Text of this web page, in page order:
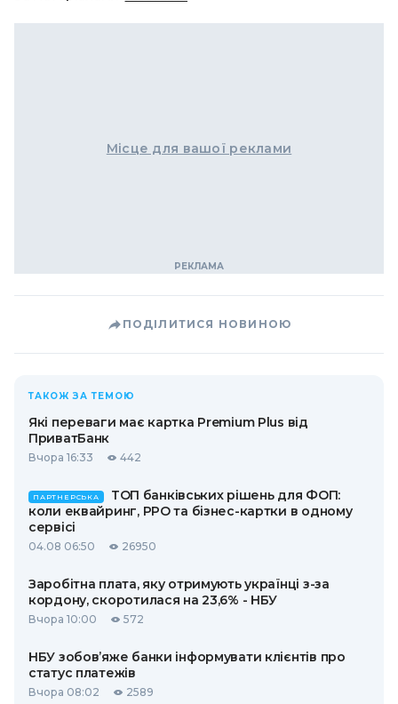
Місце для вашої реклами
ПОДІЛИТИСЯ НОВИНОЮ
ТАКОЖ ЗА ТЕМОЮ
Які переваги має картка Premium Plus від
ПриватБанк
Вчора 16:33 442
ПАРТНЕРСЬКА
ТОП банківських рішень для ФОП:
коли еквайринг, РРО та бізнес-картки в одному
сервісі
04.08 06:50 26950
Заробітна плата, яку отримують українці з-за
кордону, скоротилася на 23,6% - НБУ
Вчора 10:00 572
НБУ зобов’яже банки інформувати клієнтів про
статус платежів
Вчора 08:02 2589